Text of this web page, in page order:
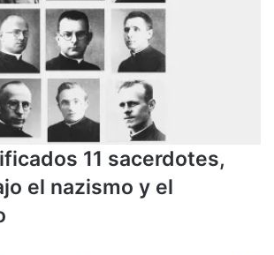
11 sacerdotes,
el nazismo y el